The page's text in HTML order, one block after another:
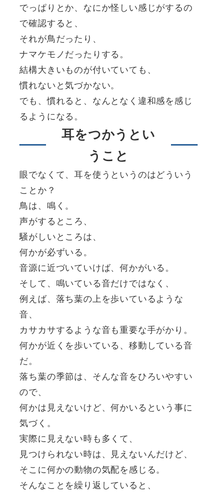
でっぱりとか、なにか怪しい感じがするの
で確認すると、
それが鳥だったり、
ナマケモノだったりする。
結構大きいものが付いていても、
慣れないと気づかない。
でも、慣れると、なんとなく違和感を感じ
るようになる。
耳をつかうとい
うこと
眼でなくて、耳を使うというのはどういう
ことか？
鳥は、鳴く。
声がするところ、
騒がしいところは、
何かが必ずいる。
音源に近づいていけば、何かがいる。
そして、鳴いている音だけではなく、
例えば、落ち葉の上を歩いているような
音、
カサカサするような音も重要な手がかり。
何かが近くを歩いている、移動している音
だ。
落ち葉の季節は、そんな音をひろいやすい
ので、
何かは見えないけど、何かいるという事に
気づく。
実際に見えない時も多くて、
見つけられない時は、見えないんだけど、
そこに何かの動物の気配を感じる。
そんなことを繰り返していると、